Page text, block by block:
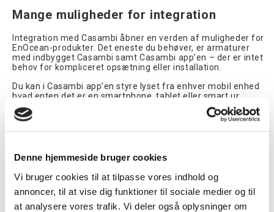
Denne hjemmeside bruger cookies
Vi bruger cookies til at tilpasse vores indhold og
annoncer, til at vise dig funktioner til sociale medier og til
at analysere vores trafik. Vi deler også oplysninger om
Mange muligheder for integration
Integration med Casambi åbner en verden af muligheder for
EnOcean-produkter. Det eneste du behøver, er armaturer
med indbygget Casambi samt Casambi app’en – der er intet
behov for kompliceret opsætning eller installation.
Du kan i Casambi app’en styre lyset fra enhver mobil enhed
hvad enten det er en smartphone, tablet eller smart ur.
Lyset kan også styres ved hjælp af sensorer, timere, kablede
kontakter og lysdæmpere udstyret med en Casambi